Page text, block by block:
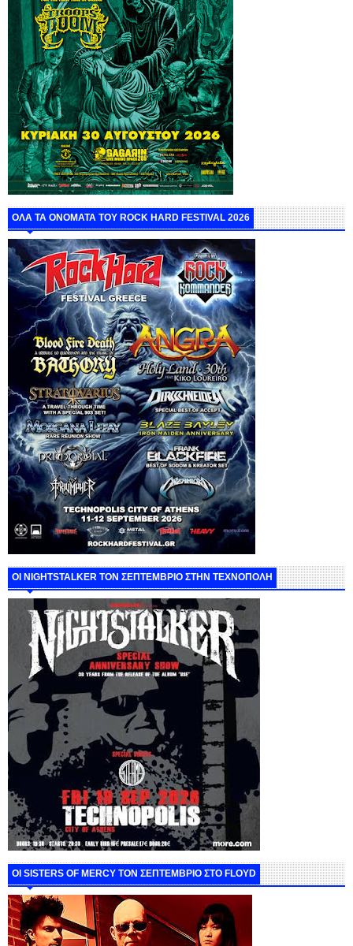
ΟΛΑ ΤΑ ΟΝΟΜΑΤΑ ΤΟΥ ROCK HARD FESTIVAL 2026
ΟΙ NIGHTSTALKER ΤΟΝ ΣΕΠΤΕΜΒΡΙΟ ΣΤΗΝ ΤΕΧΝΟΠΟΛΗ
ΟΙ SISTERS OF MERCY ΤΟΝ ΣΕΠΤΕΜΒΡΙΟ ΣΤΟ FLOYD